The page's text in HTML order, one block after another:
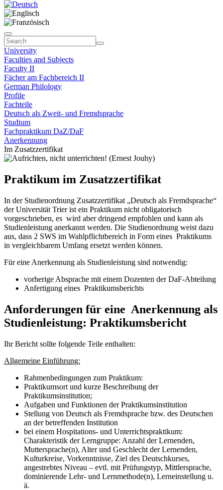
University
Faculties and Subjects
Faculty II
Fächer am Fachbereich II
German Philology
Profile
Fachteile
Deutsch als Zweit- und Fremdsprache
Studium
Fachpraktikum DaZ/DaF
Anerkennung
Im Zusatzzertifikat
Praktikum im Zusatzzertifikat
In der Studienordnung Zusatzzertifikat „Deutsch als Fremdsprache“
der Universität Trier ist ein Praktikum nicht obligatorisch
vorgeschrieben, es wird aber dringend empfohlen und kann als
Studienleistung anerkannt werden. Die Studienordnung weist dazu
aus, dass 2 SWS im Wahlpflichtbereich in Form eines Praktikums
in vergleichbarem Umfang ersetzt werden können.
Für eine Anerkennung als Studienleistung sind notwendig:
vorherige Absprache mit einem Dozenten der DaF-Abteilung
Anfertigung eines Praktikumsberichts
Anforderungen für eine Anerkennung als
Studienleistung: Praktikumsbericht
Ihr Bericht sollte folgende Teile enthalten:
Allgemeine Einführung:
Rahmenbedingungen zum Praktikum:
Praktikumsort und kurze Beschreibung der
Praktikumsinstitution;
Aufgaben und Funktionen der Praktikumsinstitution
Stellung von Deutsch als Fremdsprache bzw. des Deutschen
an der betreffenden Institution
bei einem Hospitations- und Unterrichtspraktikum:
Charakteristik der Lerngruppe: Anzahl der Lernenden,
Mutter­spra­che(n), Alter und Geschlecht der Lernenden,
Kulturkreise, Vor­kenntnisse, Ziel des Deutschkurses,
angestrebtes Niveau – evtl. mit Prüfungstyp, Mitt­ler­sprache,
dominierende Lehr- und Lernmethode(n), Lerneinstellung u.
ä.